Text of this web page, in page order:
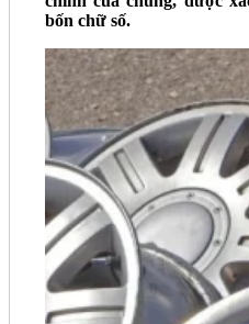
bốn chữ số.